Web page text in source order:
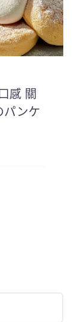
感 關
パンケ